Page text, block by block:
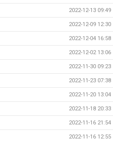
2022-12-13 09:49
2022-12-09 12:30
2022-12-04 16:58
2022-12-02 13:06
2022-11-30 09:23
2022-11-23 07:38
2022-11-20 13:04
2022-11-18 20:33
2022-11-16 21:54
2022-11-16 12:55